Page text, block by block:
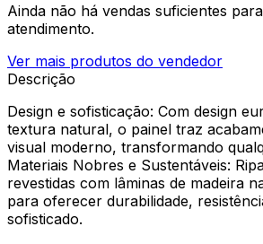
Ainda não há vendas suficientes
atendimento.
Ver mais produtos do vendedor
Descrição
Design e sofisticação: Com design
textura natural, o painel traz
visual moderno, transformando
Materiais Nobres e Sustentáveis:
revestidas com lâminas de madeira
para oferecer durabilidade,
sofisticado.